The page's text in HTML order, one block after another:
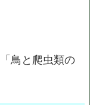
鳥と爬虫類の